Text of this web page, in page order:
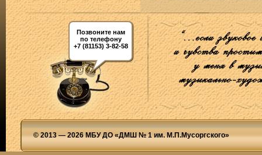
Позвоните нам
по телефону
+7 (81153) 3-82-58
© 2013 — 2026 МБУ ДО «ДМШ № 1 им. М.П.Мусоргского»